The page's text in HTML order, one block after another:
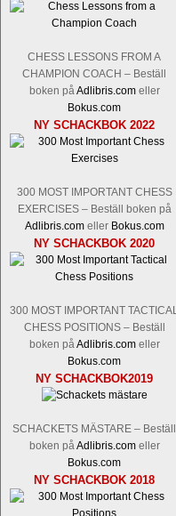
CHESS LESSONS FROM A
CHAMPION COACH – Beställ
boken på Adlibris.comeller
Bokus.com
NY SCHACKBOK 2022
300 MOST IMPORTANT CHESS
EXERCISES – Beställ boken på
Adlibris.comeller Bokus.com
NY SCHACKBOK 2020
300 MOST IMPORTANT TACTICAL
CHESS POSITIONS – Beställ
boken på Adlibris.comeller
Bokus.com
NY SCHACKBOK2019
SCHACKETS MÄSTARE – Beställ
boken på Adlibris.comeller
Bokus.com
NY SCHACKBOK 2018